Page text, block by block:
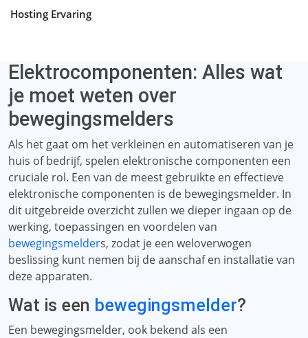
Hosting Ervaring
Elektrocomponenten: Alles wat
je moet weten over
bewegingsmelders
Als het gaat om het verkleinen en automatiseren van je
huis of bedrijf, spelen elektronische componenten een
cruciale rol. Een van de meest gebruikte en effectieve
elektronische componenten is de bewegingsmelder. In
dit uitgebreide overzicht zullen we dieper ingaan op de
werking, toepassingen en voordelen van
bewegingsmelders, zodat je een weloverwogen
beslissing kunt nemen bij de aanschaf en installatie van
deze apparaten.
Wat is een bewegingsmelder?
Een bewegingsmelder, ook bekend als een